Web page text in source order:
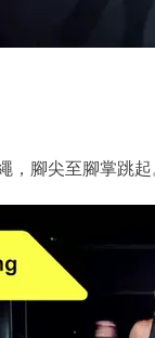
，腳尖至腳掌跳起